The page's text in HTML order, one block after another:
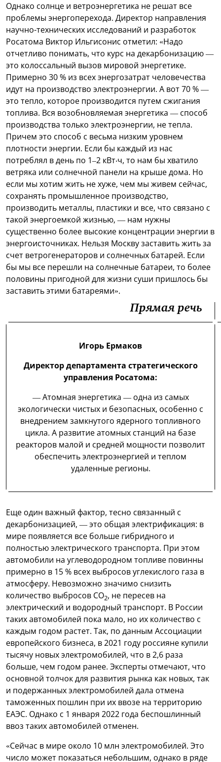
Однако солнце и ветроэнергетика не решат все
проблемы энергоперехода. Директор направления
научно-технических исследований и разработок
Росатома Виктор Ильгисонис отметил: «Надо
отчетливо понимать, что курс на декарбонизацию —
это колоссальный вызов мировой энергетике.
Примерно 30 % из всех энергозатрат человечества
идут на производство электроэнергии. А вот 70 % —
это тепло, которое производится путем сжигания
топлива. Вся возобновляемая энергетика — способ
производства только электроэнергии, не тепла.
Причем это способ с весьма низким уровнем
плотности энергии. Если бы каждый из нас
потреблял в день по 1–2 кВт‧ч, то нам бы хватило
ветряка или солнечной панели на крыше дома. Но
если мы хотим жить не хуже, чем мы живем сейчас,
сохранять промышленное производство,
производить металлы, пластики и все, что связано с
такой энергоемкой жизнью, — нам нужны
существенно более высокие концентрации энергии в
энергоисточниках. Нельзя Москву заставить жить за
счет ветрогенераторов и солнечных батарей. Если
бы мы все перешли на солнечные батареи, то более
половины пригодной для жизни суши пришлось бы
заставить этими батареями».
Игорь Ермаков
Директор департамента стратегического
управления Росатома:
— Атомная энергетика — одна из самых
экологически чистых и безопасных, особенно с
внедрением замкнутого ядерного топливного
цикла. А развитие атомных станций на базе
реакторов малой и средней мощности позволит
обеспечить электроэнергией и теплом
удаленные регионы.
Прямая речь
Еще один важный фактор, тесно связанный с
декарбонизацией, — это общая электрификация: в
мире появляется все больше гибридного и
полностью электрического транспорта. При этом
автомобили на углеводородном топливе повинны
примерно в 15 % всех выбросов углекислого газа в
атмосферу. Невозможно значимо снизить
количество выбросов СО2, не пересев на
электрический и водородный транспорт. В России
таких автомобилей пока мало, но их количество с
каждым годом растет. Так, по данным Ассоциации
европейского бизнеса, в 2021 году россияне купили
тысячу новых электромобилей, что в 2,6 раза
больше, чем годом ранее. Эксперты отмечают, что
основной толчок для развития рынка как новых, так
и подержанных электромобилей дала отмена
таможенных пошлин при их ввозе на территорию
ЕАЭС. Однако с 1 января 2022 года беспошлинный
ввоз таких автомобилей отменен.
«Сейчас в мире около 10 млн электромобилей. Это
число может показаться небольшим, однако в ряде